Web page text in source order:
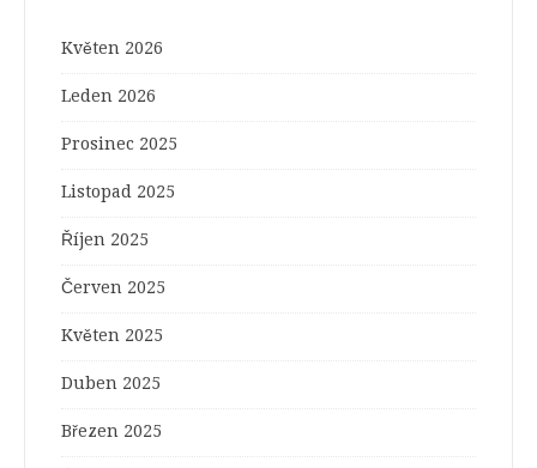
Květen 2026
Leden 2026
Prosinec 2025
Listopad 2025
Říjen 2025
Červen 2025
Květen 2025
Duben 2025
Březen 2025